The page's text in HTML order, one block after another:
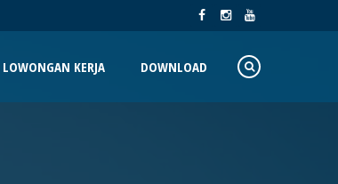
LOWONGAN KERJA DOWNLOAD